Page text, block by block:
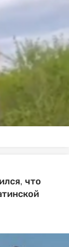
что